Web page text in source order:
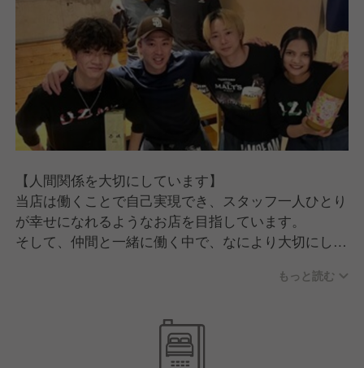
【人間関係を大切にしています】
当店は働くことで自己実現でき、スタッフ一人ひとり
が幸せになれるようなお店を目指しています。
そして、仲間と一緒に働く中で、なにより大切にして
当たり前のことかもしれませんが、しっかり心がける
ことで風通しのいい良好な人間関係ができると考えて
もっと読む